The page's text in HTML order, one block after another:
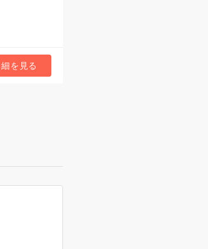
を見る